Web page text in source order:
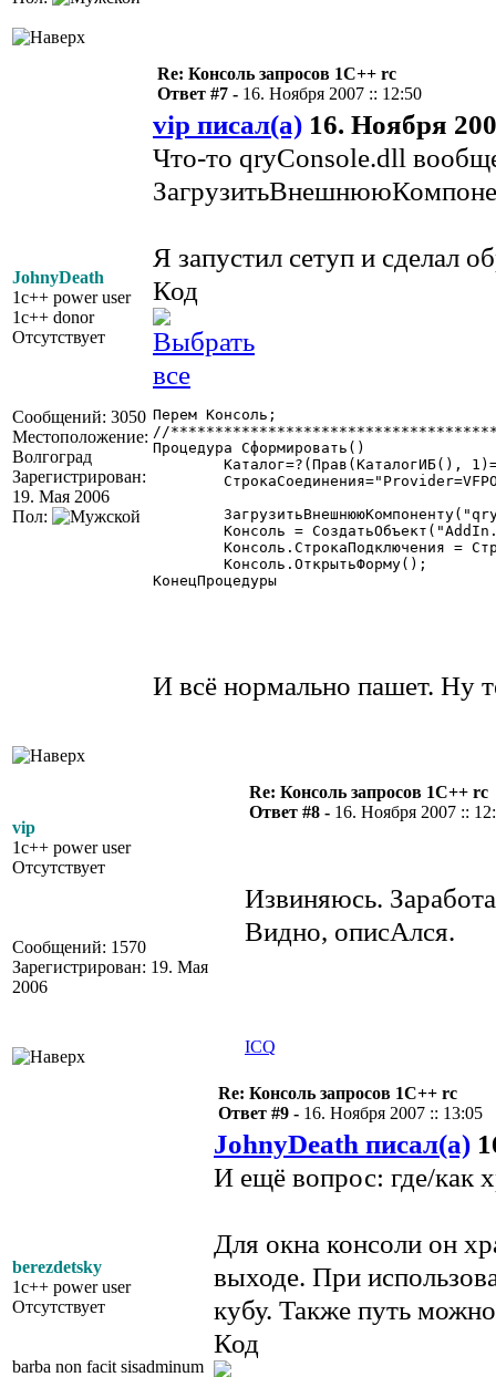
JohnyDeath
1c++ power user
1c++ donor
Отсутствует
Сообщений: 3050
Местоположение:
Волгоград
Зарегистрирован:
19. Мая 2006
Пол:
Re: Консоль запросов 1С++ rc
Ответ #7 - 16. Ноября 2007 :: 12:50
vip писал(а) 16. Ноября
Что-то qryConsole.dll
Я запустил сетуп и сделал
Код
Перем Консоль;
//
Процедура Сформировать()
КонецПроцедуры
И всё нормально пашет. Ну
vip
1c++ power user
Отсутствует
Сообщений: 1570
Зарегистрирован: 19. Мая
2006
Re: Консоль запросов 1С++ rc
Ответ #8 - 16. Ноября 2007 ::
Извиняюсь.
Видно, описАлся.
ICQ
berezdetsky
1c++ power user
Отсутствует
barba non facit sisadminum
Re: Консоль запросов 1С++ rc
Ответ #9 - 16. Ноября 2007 :: 13:05
JohnyDeath писал(а)
И ещё вопрос: где/как
Для окна консоли он
выходе. При
кубу. Также путь
Код